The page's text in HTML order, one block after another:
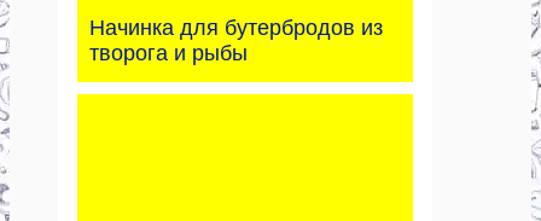
Начинка для бутербродов из
творога и рыбы